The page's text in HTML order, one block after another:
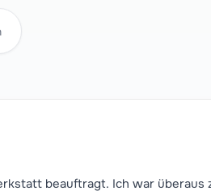
beauftragt. Ich war überaus